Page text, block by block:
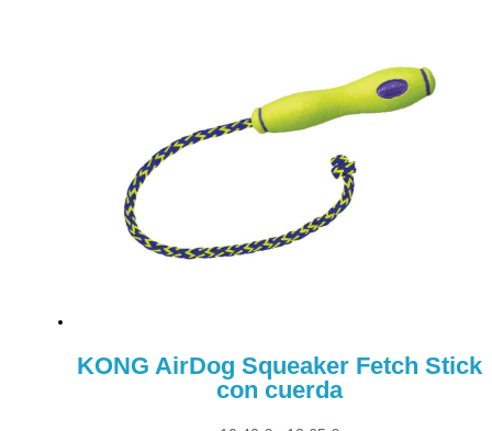
KONG AirDog Squeaker Fetch Stick
con cuerda